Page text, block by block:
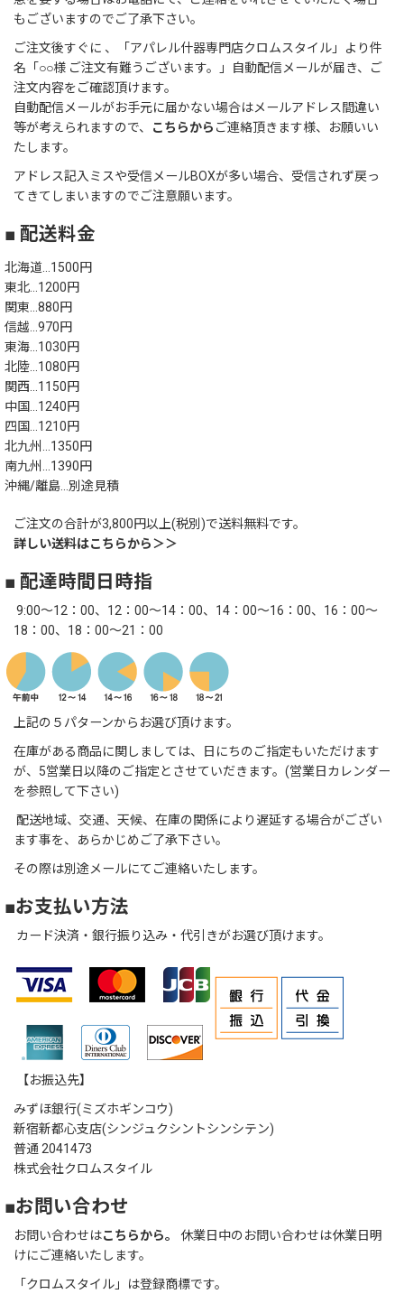
もございますのでご了承下さい。
ご注文後すぐに 、「アパレル什器専門店クロムスタイル」より件
名「○○様 ご注文有難うございます。」自動配信メールが届き、ご
注文内容をご確認頂けます。
自動配信メールがお手元に届かない場合はメールアドレス間違い
等が考えられますので、
こちらから ご連絡頂きます様、お願いい
たします。
アドレス記入ミスや受信メールBOXが多い場合、受信されず戻っ
てきてしまいますのでご注意願います。
■ 配送料金
北海道…1500円
東北…1200円
関東…880円
信越…970円
東海…1030円
北陸…1080円
関西…1150円
中国…1240円
四国…1210円
北九州…1350円
南九州…1390円
沖縄/離島…別途見積
ご注文の合計が3,800円以上(税別)で送料無料です。
詳しい送料はこちらから＞＞
■ 配達時間日時指
9:00～12：00、12：00～14：00、14：00～16：00、16：00～
18：00、18：00～21：00
上記の５パターンからお選び頂けます。
在庫がある商品に関しましては、日にちのご指定もいただけます
が、5営業日以降のご指定とさせていだきます。(営業日カレンダー
を参照して下さい)
配送地域、交通、天候、在庫の関係により遅延する場合がござい
ます事を、あらかじめご了承下さい。
その際は別途メールにてご連絡いたします。
■お支払い方法
カード決済・銀行振り込み・代引きがお選び頂けます。
【お振込先】
みずほ銀行(ミズホギンコウ)
新宿新都心支店(シンジュクシントシンシテン)
普通 2041473
株式会社クロムスタイル
■お問い合わせ
お問い合わせはこちらから。
休業日中のお問い合わせは休業日明
けにご連絡いたします。
「クロムスタイル」は登録商標です。